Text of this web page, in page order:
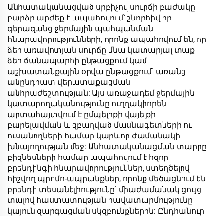
Վակուումային
Ճաշասենյակի Սուրճի
Բաժակ՝ Շիշիկով,
Վաղնջական Օրերի և
Քայլերի համար
Անհատականացված սրբիչով սուրճի բաժակը
բարձր արժեք է ապահովում՝ շնորհիվ իր
գերազանց ջերմային պահպանման
հնարավորությունների, որոնք ապահովում են, որ
ձեր առավոտյան սուրճը մնա կատարյալ տաք
ձեր ճանապարհի ընթացքում կամ
աշխատանքային օրվա ընթացքում՝ առանց
անընդհատ վերատաքացման
անհրաժեշտության: Այս առաջադեմ ջերմային
կատարողականությունը ուղղակիորեն
արտահայտվում է ըմպելիքի վայելքի
բարելավման և զբաղված մասնագետների ու
ուսանողների համար կարևոր ժամանակի
խնայողության մեջ: Անհատականացման տարրը
բիզնեսների համար ապահովում է հզոր
բրենդինգի հնարավորություններ, ստեղծելով
հիշվող պրոմո-ապրանքներ, որոնք մեծացնում են
բրենդի տեսանելիությունը՝ միաժամանակ ցույց
տալով հաստատության հավատարմությունը
կայուն զարգացման սկզբունքներին: Ընդհանուր